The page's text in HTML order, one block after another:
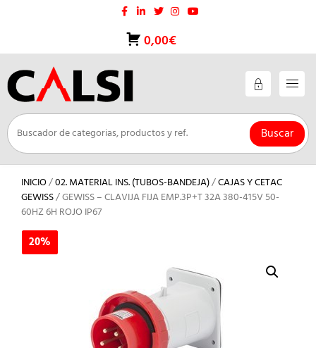
0,00€
Buscar
INICIO/02. MATERIAL INS. (TUBOS-BANDEJA)/CAJAS Y CETAC
GEWISS/ GEWISS – CLAVIJA FIJA EMP.3P+T 32A 380-415V 50-
60HZ 6H ROJO IP67
20%
20%